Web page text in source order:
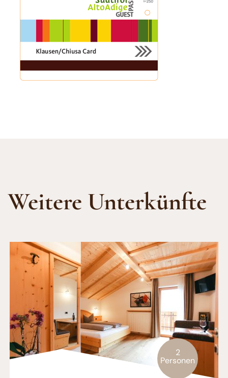
Weitere Unterkünfte
2
Personen